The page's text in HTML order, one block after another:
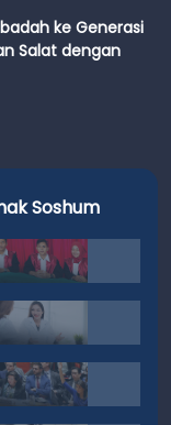
ke Generasi
Salat dengan
Soshum